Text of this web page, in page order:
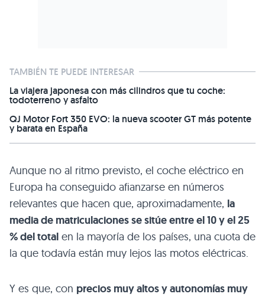
TAMBIÉN TE PUEDE INTERESAR
La viajera japonesa con más cilindros que tu coche:
todoterreno y asfalto
QJ Motor Fort 350 EVO: la nueva scooter GT más potente
y barata en España
Aunque no al ritmo previsto, el coche eléctrico en
Europa ha conseguido afianzarse en números
relevantes que hacen que, aproximadamente, la
media de matriculaciones se sitúe entre el 10 y el 25
% del total en la mayoría de los países, una cuota de
la que todavía están muy lejos las motos eléctricas.
Y es que, con precios muy altos y autonomías muy